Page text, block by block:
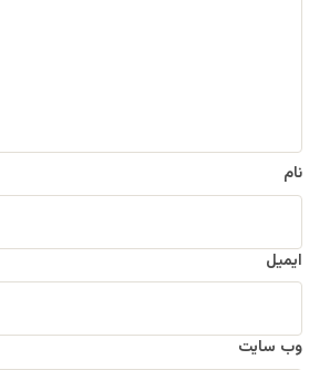
نام
ایمیل
وب‌ سایت